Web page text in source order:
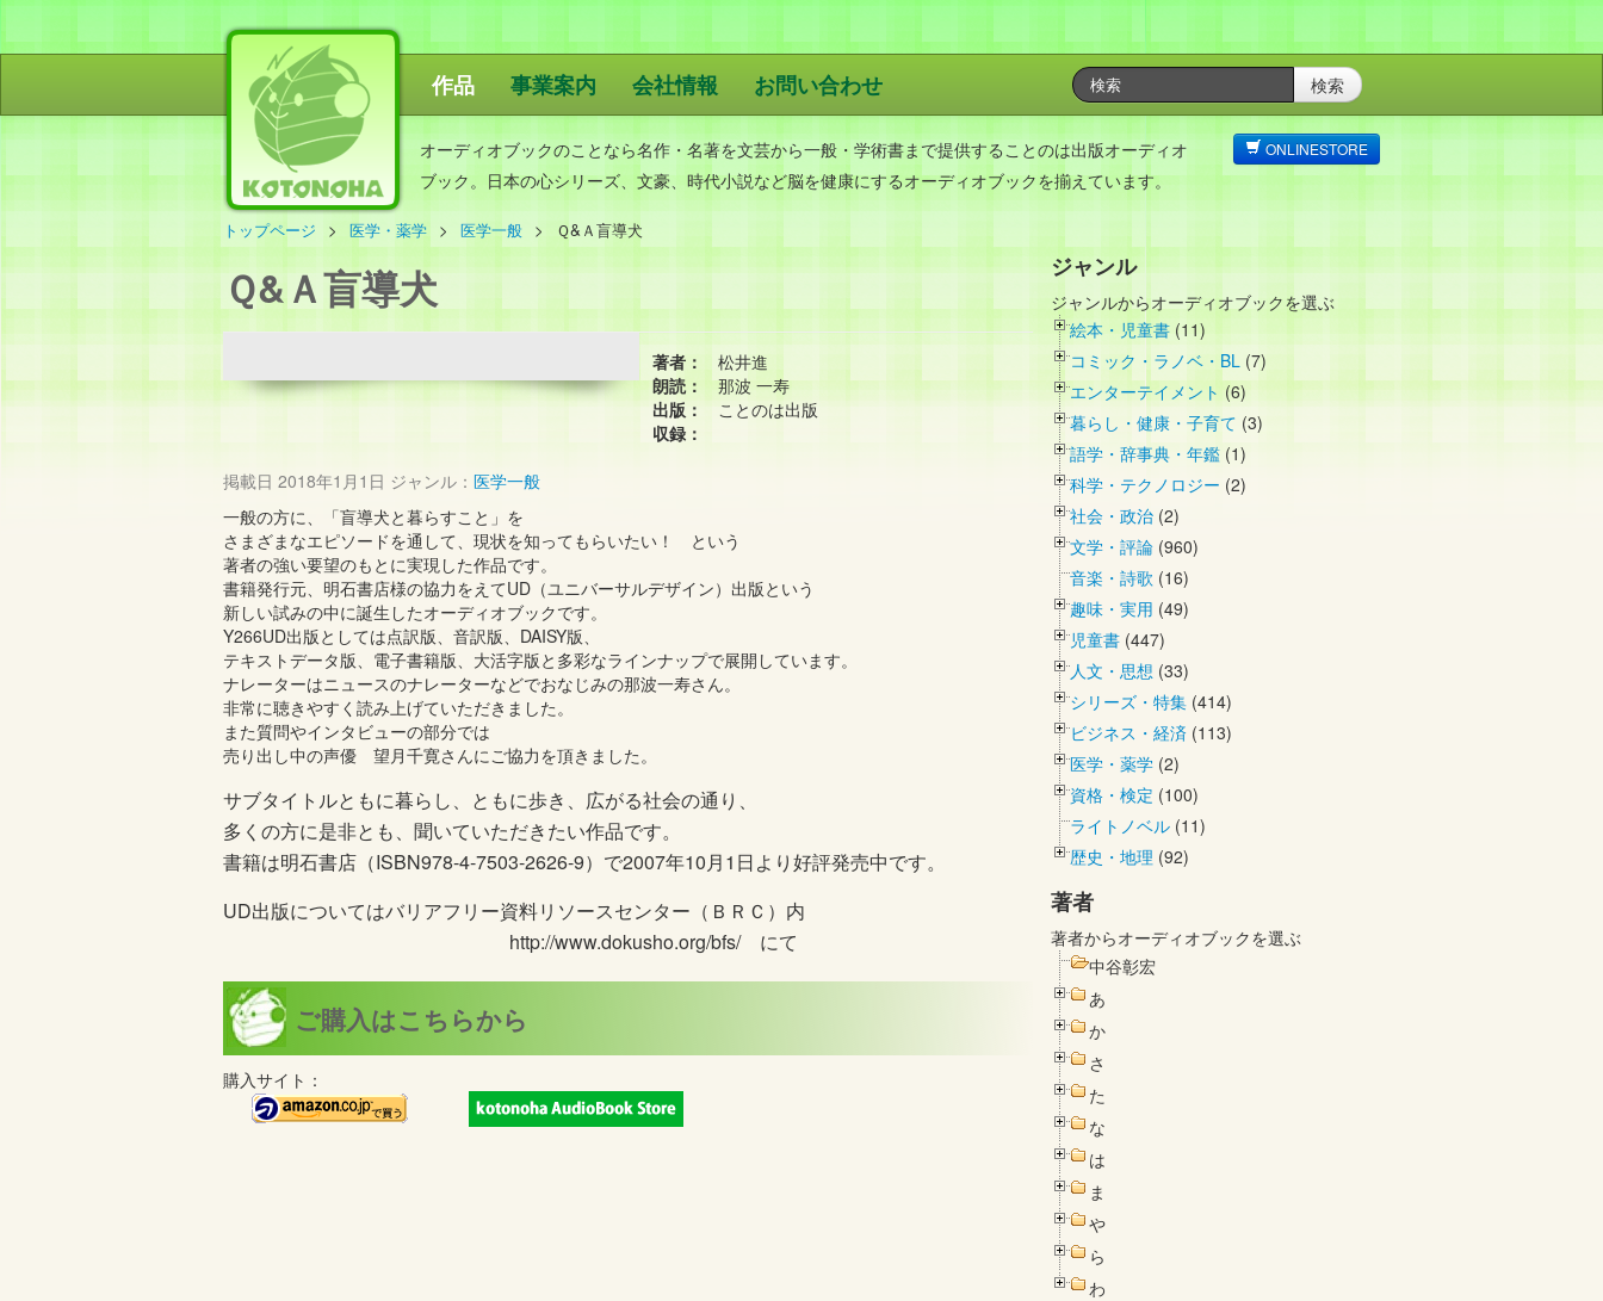
ことのは出版
作品 事業案内 会社情報 お問い合わせ 検索
オーディオブックのことなら名作・名著を文芸から一般・学術書まで提供することのは出版オーディオ
ブック。日本の心シリーズ、文豪、時代小説など脳を健康にするオーディオブックを揃えています。
ONLINESTORE
トップページ 医学・薬学 医学一般 Ｑ&Ａ盲導犬
Ｑ&Ａ盲導犬
著者：
松井進
朗読：
那波 一寿
出版：
ことのは出版
収録：
掲載日 2018年1月1日 ジャンル： 医学一般
一般の方に、「盲導犬と暮らすこと」を
さまざまなエピソードを通して、現状を知ってもらいたい！ という
著者の強い要望のもとに実現した作品です。
書籍発行元、明石書店様の協力をえてUD（ユニバーサルデザイン）出版という
新しい試みの中に誕生したオーディオブックです。
Y266UD出版としては点訳版、音訳版、DAISY版、
テキストデータ版、電子書籍版、大活字版と多彩なラインナップで展開しています。
ナレーターはニュースのナレーターなどでおなじみの那波一寿さん。
非常に聴きやすく読み上げていただきました。
また質問やインタビューの部分では
売り出し中の声優 望月千寛さんにご協力を頂きました。
サブタイトルともに暮らし、ともに歩き、広がる社会の通り、
多くの方に是非とも、聞いていただきたい作品です。
書籍は明石書店（ISBN978-4-7503-2626-9）で2007年10月1日より好評発売中です。
UD出版についてはバリアフリー資料リソースセンター（ＢＲＣ）内
http://www.dokusho.org/bfs/ にて
ご購入はこちらから
購入サイト：
ジャンル
ジャンルからオーディオブックを選ぶ
絵本・児童書 (11)
コミック・ラノベ・BL (7)
エンターテイメント (6)
暮らし・健康・子育て (3)
語学・辞事典・年鑑 (1)
科学・テクノロジー (2)
社会・政治 (2)
文学・評論 (960)
音楽・詩歌 (16)
趣味・実用 (49)
児童書 (447)
人文・思想 (33)
シリーズ・特集 (414)
ビジネス・経済 (113)
医学・薬学 (2)
資格・検定 (100)
ライトノベル (11)
歴史・地理 (92)
著者
著者からオーディオブックを選ぶ
中谷彰宏
あ
か
さ
た
な
は
ま
や
ら
わ